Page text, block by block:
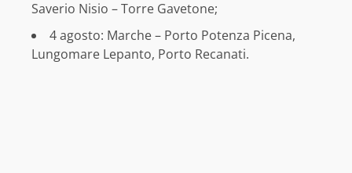
Saverio Nisio – Torre Gavetone;
4 agosto: Marche – Porto Potenza Picena,
Lungomare Lepanto, Porto Recanati.